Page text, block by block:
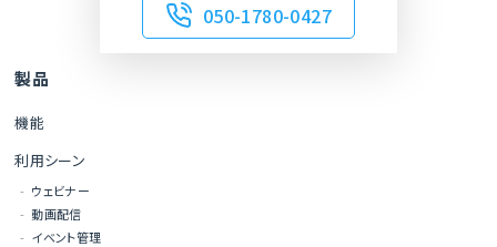
050-1780-0427
製品
機能
利用シーン
ウェビナー
動画配信
イベント管理